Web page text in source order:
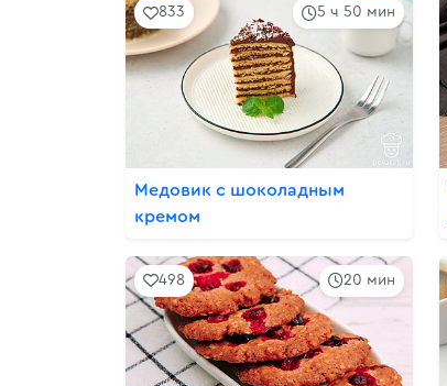
5 ч 50 мин
833
Медовик с шоколадным
кремом
20 мин
498